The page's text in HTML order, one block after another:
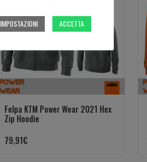
Felpa KTM Power Wear 2021 Hex
Zip Hoodie
79,91€
IMPOSTAZIONI ACCETTA